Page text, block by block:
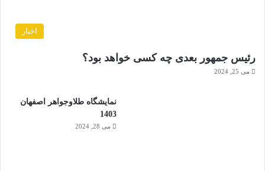
اخبار
رئیس جمهور بعدی چه کسی خواهد بود؟
می 25, 2024
نمایشگاه طلاوجواهر اصفهان
1403
می 28, 2024